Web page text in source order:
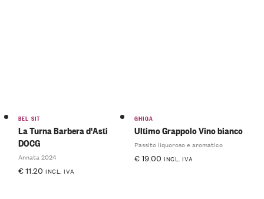
BEL SIT
La Turna Barbera d'Asti
DOCG
Annata 2024
€11.20 INCL. IVA
GHIGA
Ultimo Grappolo Vino bianco
Passito liquoroso e aromatico
€19.00 INCL. IVA